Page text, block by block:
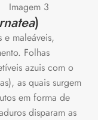
)
maleáveis,
Folhas
azuis com o
as quais surgem
em forma de
disparam as